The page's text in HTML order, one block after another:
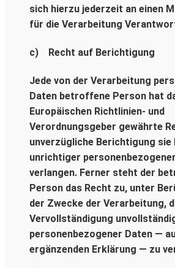
sich hierzu jederzeit an einen
für die Verarbeitung
c) Recht auf Berichtigung
Jede von der Verarbeitung
Daten betroffene Person hat
Europäischen Richtlinien- und
Verordnungsgeber gewährte
unverzügliche Berichtigung
unrichtiger
verlangen. Ferner steht der
Person das Recht zu, unter
der Zwecke der Verarbeitung,
Vervollständigung
personenbezogener Daten —
ergänzenden Erklärung — zu